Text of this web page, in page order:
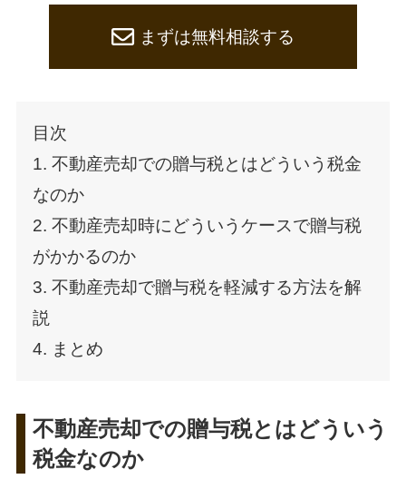
まずは無料相談する
目次
1. 不動産売却での贈与税とはどういう税金
なのか
2. 不動産売却時にどういうケースで贈与税
がかかるのか
3. 不動産売却で贈与税を軽減する方法を解
説
4. まとめ
不動産売却での贈与税とはどういう
税金なのか